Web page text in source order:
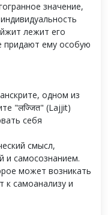
значение,
лежит его
придают ему особую
одном из
"लज्जित" (Lajjit)
себя
смысл,
и самосознанием.
может возникать
к самоанализу и